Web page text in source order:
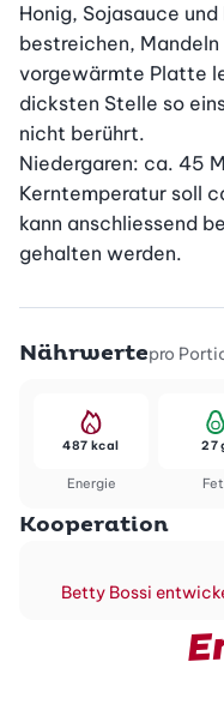
Honig, Sojasauce
bestreichen,
vorgewärmte Platte
dicksten Stelle so
nicht berührt.
Niedergaren: ca. 45
Kerntemperatur soll
kann anschliessend
gehalten werden.
Nährwertepro
Energie
487 kcal 27
Kooperation
Betty Bossi